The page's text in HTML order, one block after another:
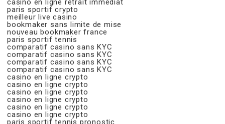
casino en ligne retrait immédiat
paris sportif crypto
meilleur live casino
bookmaker sans limite de mise
nouveau bookmaker france
paris sportif tennis
comparatif casino sans KYC
comparatif casino sans KYC
comparatif casino sans KYC
comparatif casino sans KYC
casino en ligne crypto
casino en ligne crypto
casino en ligne crypto
casino en ligne crypto
casino en ligne crypto
casino en ligne crypto
paris sportif tennis pronostic